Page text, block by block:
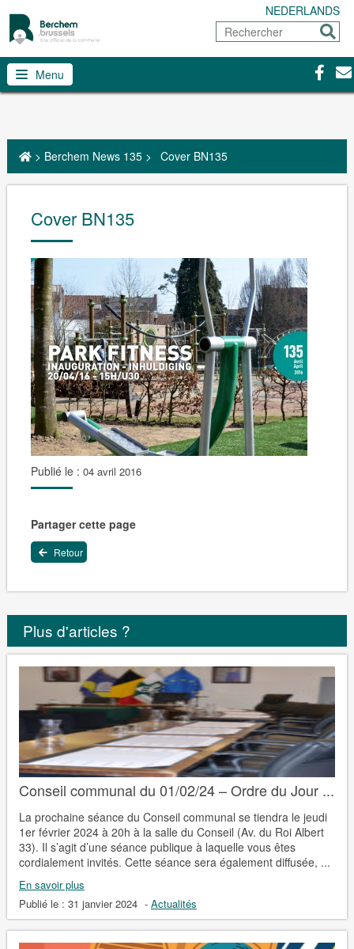
NEDERLANDS
Rechercher
Menu
> Berchem News 135> Cover BN135
Cover BN135
Publié le : 04 avril 2016
Partager cette page
Retour
Plus d'articles ?
Conseil communal du 01/02/24 – Ordre du Jour ...
La prochaine séance du Conseil communal se tiendra le jeudi
1er février 2024 à 20h à la salle du Conseil (Av. du Roi Albert
33). Il s’agit d’une séance publique à laquelle vous êtes
cordialement invités. Cette séance sera également diffusée, ...
En savoir plus
Publié le : 31 janvier 2024 - Actualités